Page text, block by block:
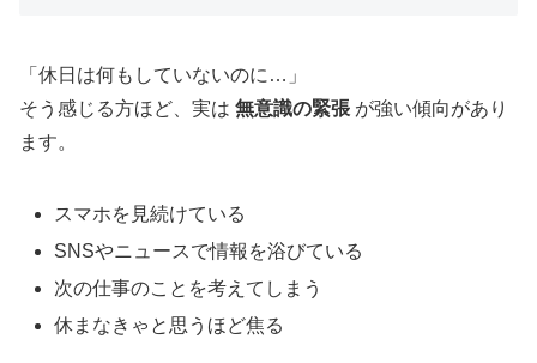
「休日は何もしていないのに…」
そう感じる方ほど、実は 無意識の緊張 が強い傾向があり
ます。
スマホを見続けている
SNSやニュースで情報を浴びている
次の仕事のことを考えてしまう
休まなきゃと思うほど焦る